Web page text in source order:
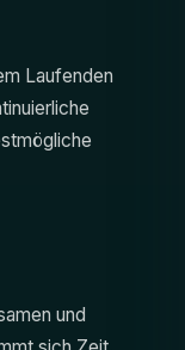
Laufenden
und